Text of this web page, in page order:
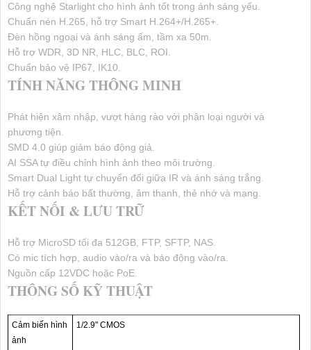
Công nghệ Starlight cho hình ảnh tốt trong ánh sáng yếu.
Chuẩn nén H.265, hỗ trợ Smart H.264+/H.265+.
Đèn hồng ngoại và ánh sáng ấm, tầm xa 50m.
Hỗ trợ WDR, 3D NR, HLC, BLC, ROI.
Chuẩn bảo vệ IP67, IK10.
TÍNH NĂNG THÔNG MINH
Phát hiện xâm nhập, vượt hàng rào với phân loại người và
phương tiện.
SMD 4.0 giúp giảm báo động giả.
AI SSA tự điều chỉnh hình ảnh theo môi trường.
Smart Dual Light tự chuyển đổi giữa IR và ánh sáng trắng.
Hỗ trợ cảnh báo bất thường, âm thanh, thẻ nhớ và mạng.
KẾT NỐI & LƯU TRỮ
Hỗ trợ MicroSD tối đa 512GB, FTP, SFTP, NAS.
Có mic tích hợp, audio vào/ra và báo động vào/ra.
Nguồn cấp 12VDC hoặc PoE.
THÔNG SỐ KỸ THUẬT
Cảm biến hình
ảnh
1/2.9" CMOS